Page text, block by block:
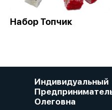
Набор Топчик
Индивидуальный
Олеговна